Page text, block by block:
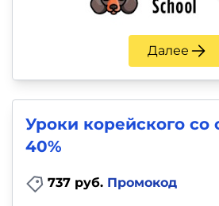
Далее
Уроки корейского со
40%
737 руб. Промокод